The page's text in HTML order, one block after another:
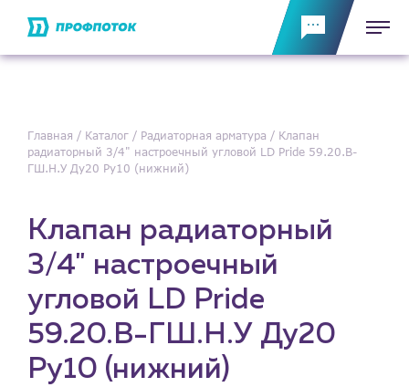
Главная Каталог Радиаторная арматура
Клапан
радиаторный 3/4" настроечный угловой LD Pride 59.20.В-
ГШ.Н.У Ду20 Ру10 (нижний)
Клапан радиаторный
3/4" настроечный
угловой LD Pride
59.20.В-ГШ.Н.У Ду20
Ру10 (нижний)